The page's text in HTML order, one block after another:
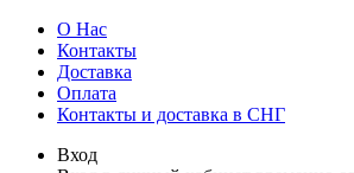
О Нас
Контакты
Доставка
Оплата
Контакты и доставка в СНГ
Вход